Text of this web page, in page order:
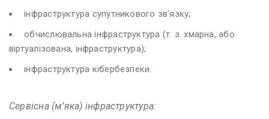
інфраструктура супутникового зв’язку;
обчислювальна інфраструктура (т. з. хмарна, або
віртуалізована, інфраструктура);
інфраструктура кібербезпеки.
Сервісна (м’яка) інфраструктура: